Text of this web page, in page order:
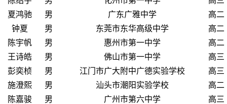
夏鸿驰
男 广东广雅中学
高二
钟夏
男 东莞市东华高级中学
高二
陈宇帆
男 惠州市第一中学
高二
王诗皓
男 佛山市第一中学
高三
彭奕桢
男 江门市广大附中广德实验学校
高三
施澄熙
男 汕头市潮阳实验学校
高二
陈嘉骏
男 广州市第六中学
高三